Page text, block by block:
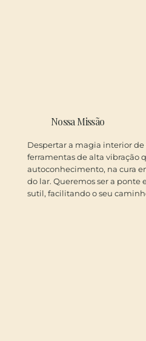
Nossa Missão
Despertar a magia interior de
ferramentas de alta vibração
autoconhecimento, na cura
do lar. Queremos ser a ponte
sutil, facilitando o seu